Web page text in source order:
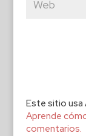
Este sitio usa
Aprende
comentarios.